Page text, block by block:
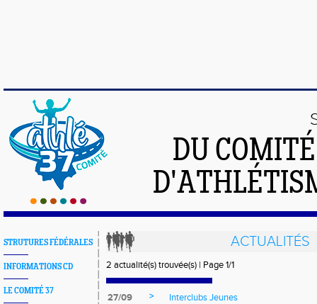
DU
STRUTURES FÉDÉRALES
INFORMATIONS CD
LE COMITÉ 37
ACTUALITÉS
2 actualité(s) trouvée(s) | Page 1/1
27/09 >
Interclubs Jeunes